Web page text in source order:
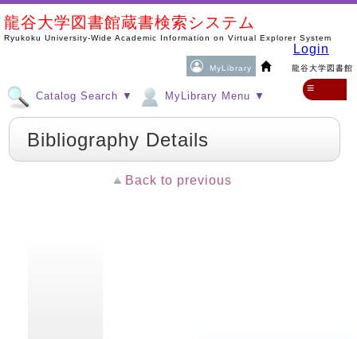
龍谷大学図書館蔵書検索システム
Ryukoku University-Wide Academic Information on Virtual Explorer System
MyLibrary 龍谷大学図書館
Login
Catalog Search ▼ MyLibrary Menu ▼
≡
Bibliography Details
Back to previous